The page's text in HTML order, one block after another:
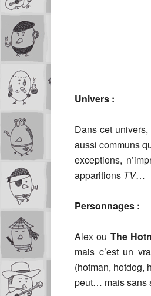
Univers :
Dans cet
aussi communs
exceptions,
apparitions TV…
Personnages :
Alex ou The
mais c’est un
(hotman, hotdog,
peut… mais sans